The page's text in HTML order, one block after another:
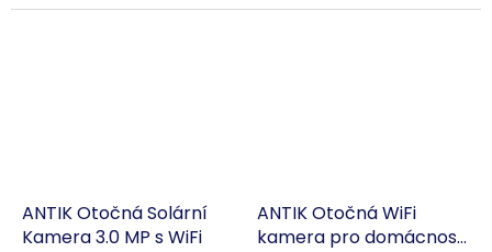
nepříjemných pachů a
tak, aby zábavnou formou
ANTIK Otočná Solární
Kamera 3.0 MP s WiFi
ANTIK Otočná WiFi
kamera pro domácnost